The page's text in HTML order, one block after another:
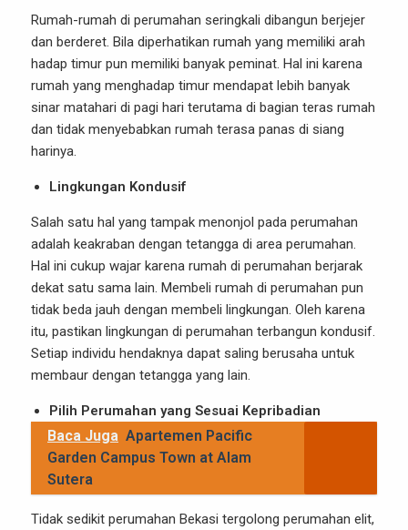
Rumah-rumah di perumahan seringkali dibangun berjejer
dan berderet. Bila diperhatikan rumah yang memiliki arah
hadap timur pun memiliki banyak peminat. Hal ini karena
rumah yang menghadap timur mendapat lebih banyak
sinar matahari di pagi hari terutama di bagian teras rumah
dan tidak menyebabkan rumah terasa panas di siang
harinya.
Lingkungan Kondusif
Salah satu hal yang tampak menonjol pada perumahan
adalah keakraban dengan tetangga di area perumahan.
Hal ini cukup wajar karena rumah di perumahan berjarak
dekat satu sama lain. Membeli rumah di perumahan pun
tidak beda jauh dengan membeli lingkungan. Oleh karena
itu, pastikan lingkungan di perumahan terbangun kondusif.
Setiap individu hendaknya dapat saling berusaha untuk
membaur dengan tetangga yang lain.
Pilih Perumahan yang Sesuai Kepribadian
Baca Juga Apartemen Pacific
Garden Campus Town at Alam
Sutera
Tidak sedikit perumahan Bekasi tergolong perumahan elit,